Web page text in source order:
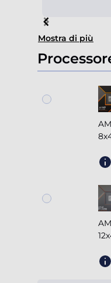
Item
4
of
4
Mostra di più